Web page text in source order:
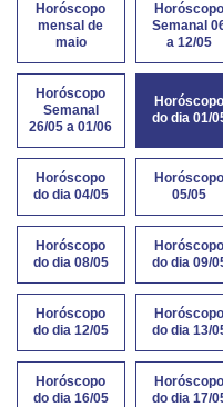
Horóscopo
mensal de
maio
Horóscopo
Semanal
a 12/05
Horóscopo
Semanal
26/05 a 01/06
Horóscopo
do dia 01/
Horóscopo
do dia 04/05
Horóscopo
05/05
Horóscopo
do dia 08/05
Horóscopo
do dia 09/
Horóscopo
do dia 12/05
Horóscopo
do dia 13/
Horóscopo
do dia 16/05
Horóscopo
do dia 17/